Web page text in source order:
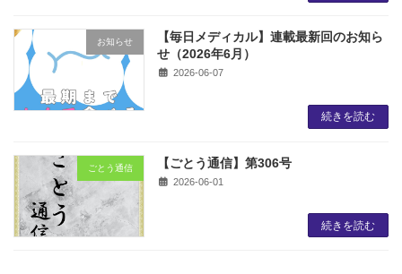
お知らせ
【毎日メディカル】連載最新回のお知ら
せ（2026年6月）
2026-06-07
続きを読む
ごとう通信 【ごとう通信】第306号
2026-06-01
続きを読む